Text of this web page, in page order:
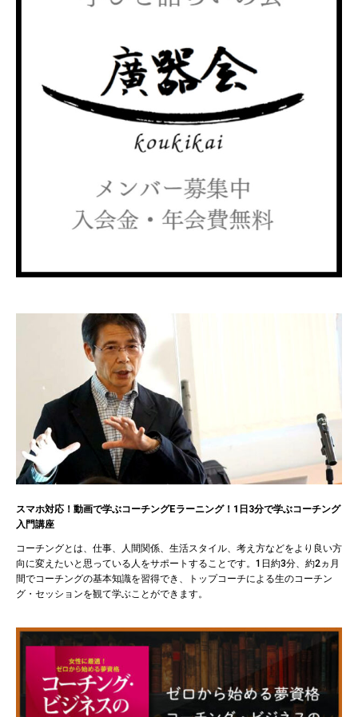
スマホ対応！動画で学ぶコーチングEラーニング！1日3分で学ぶコーチング
入門講座
コーチングとは、仕事、人間関係、生活スタイル、考え方などをより良い方
向に変えたいと思っている人をサポートすることです。1日約3分、約2ヵ月
間でコーチングの基本知識を習得でき、トップコーチによる生のコーチン
グ・セッションを観て学ぶことができます。